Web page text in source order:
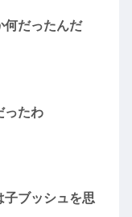
何だったんだ
ったわ
子ブッシュを思